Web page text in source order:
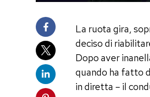
La ruota gira,
deciso di
Dopo aver
quando ha fatto
in diretta – il